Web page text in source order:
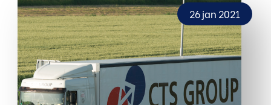
26 jan 2021